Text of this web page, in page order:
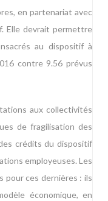
en partenariat avec
Elle devrait permettre
au dispositif à
contre 9.56 prévus
aux collectivités
de fragilisation des
crédits du dispositif
employeuses. Les
pour ces dernières : ils
économique, en